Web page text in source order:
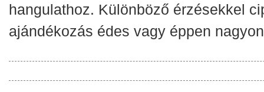
hangulathoz. Különböző érzésekkel
ajándékozás édes vagy éppen